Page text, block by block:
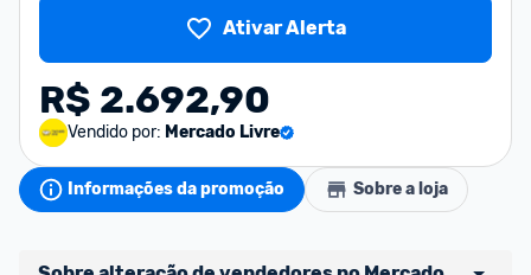
Ativar Alerta
R$ 2.692,90
Vendido por: Mercado Livre
Informações da promoção Sobre a loja